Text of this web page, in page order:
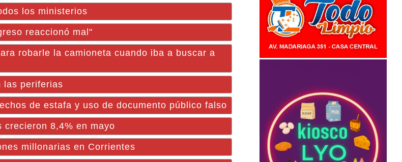
los ministerios
reaccionó mal"
robarle la camioneta cuando iba a buscar a
las periferias
de estafa y uso de documento público falso
8,4% en mayo
millonarias en Corrientes